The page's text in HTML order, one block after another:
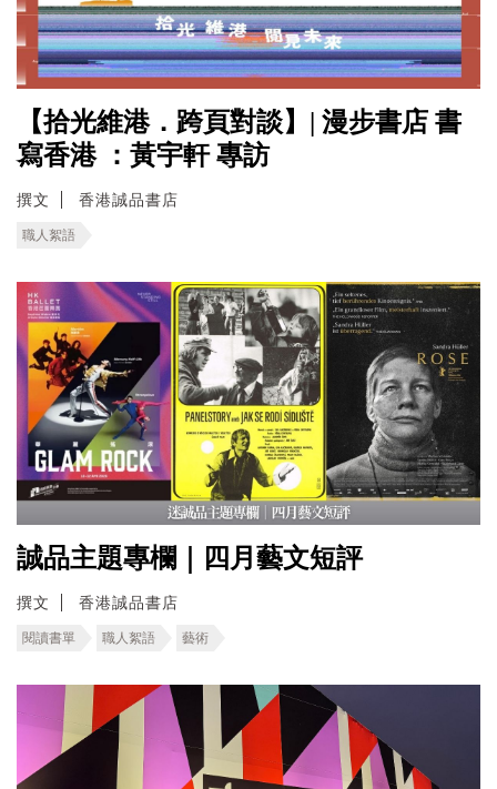
【拾光維港．跨頁對談】| 漫步書店 書
寫香港 ：黃宇軒 專訪
撰文 香港誠品書店
職人絮語
誠品主題專欄｜四月藝文短評
撰文 香港誠品書店
閱讀書單 職人絮語 藝術